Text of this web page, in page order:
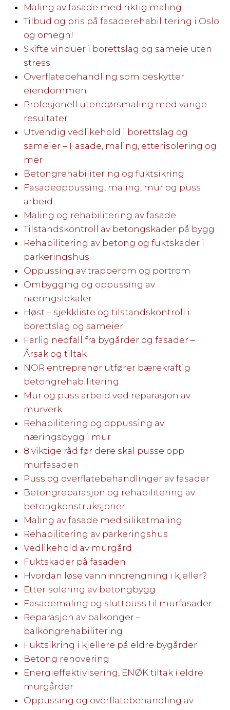
Maling av fasade med riktig maling
Tilbud og pris på fasaderehabilitering i Oslo
og omegn!
Skifte vinduer i borettslag og sameie uten
stress
Overflatebehandling som beskytter
eiendommen
Profesjonell utendørsmaling med varige
resultater
Utvendig vedlikehold i borettslag og
sameier – Fasade, maling, etterisolering og
mer
Betongrehabilitering og fuktsikring
Fasadeoppussing, maling, mur og puss
arbeid
Maling og rehabilitering av fasade
Tilstandskontroll av betongskader på bygg
Rehabilitering av betong og fuktskader i
parkeringshus
Oppussing av trapperom og portrom
Ombygging og oppussing av
næringslokaler
Høst – sjekkliste og tilstandskontroll i
borettslag og sameier
Farlig nedfall fra bygårder og fasader –
Årsak og tiltak
NOR entreprenør utfører bærekraftig
betongrehabilitering
Mur og puss arbeid ved reparasjon av
murverk
Rehabilitering og oppussing av
næringsbygg i mur
8 viktige råd før dere skal pusse opp
murfasaden
Puss og overflatebehandlinger av fasader
Betongreparasjon og rehabilitering av
betongkonstruksjoner
Maling av fasade med silikatmaling
Rehabilitering av parkeringshus
Vedlikehold av murgård
Fuktskader på fasaden
Hvordan løse vanninntrengning i kjeller?
Etterisolering av betongbygg
Fasademaling og sluttpuss til murfasader
Reparasjon av balkonger –
balkongrehabilitering
Fuktsikring i kjellere på eldre bygårder
Betong renovering
Energieffektivisering, ENØK tiltak i eldre
murgårder
Oppussing og overflatebehandling av